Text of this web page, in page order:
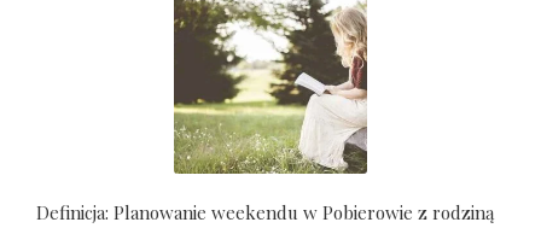
Definicja: Planowanie weekendu w Pobierowie z rodziną